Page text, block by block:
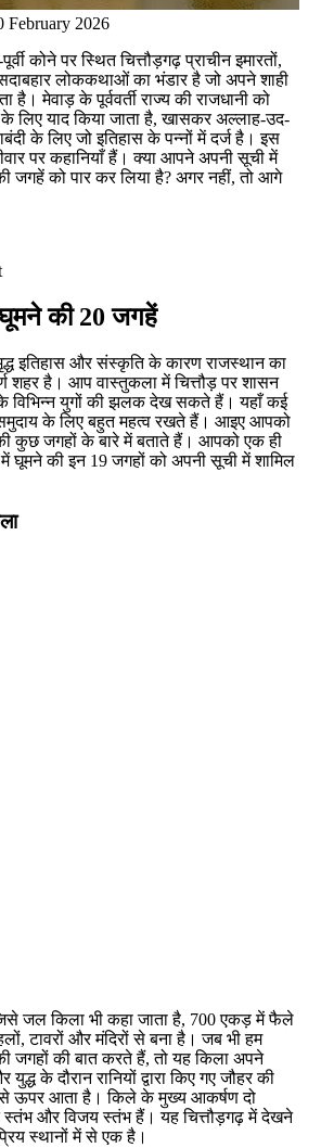
February 2026
कोने पर स्थित चित्तौड़गढ़ प्राचीन इमारतों,
लोककथाओं का भंडार है जो अपने शाही
है। मेवाड़ के पूर्ववर्ती राज्य की राजधानी को
के लिए याद किया जाता है, खासकर अल्लाह-उद-
के लिए जो इतिहास के पन्नों में दर्ज है। इस
पर कहानियाँ हैं। क्या आपने अपनी सूची में
जगहें को पार कर लिया है? अगर नहीं, तो आगे
घूमने की 20 जगहें
इतिहास और संस्कृति के कारण राजस्थान का
शहर है। आप वास्तुकला में चित्तौड़ पर शासन
विभिन्न युगों की झलक देख सकते हैं। यहाँ कई
के लिए बहुत महत्व रखते हैं। आइए आपको
कुछ जगहों के बारे में बताते हैं। आपको एक ही
में घूमने की इन 19 जगहों को अपनी सूची में शामिल
जल किला भी कहा जाता है, 700 एकड़ में फैले
टावरों और मंदिरों से बना है। जब भी हम
जगहों की बात करते हैं, तो यह किला अपने
के दौरान रानियों द्वारा किए गए जौहर की
ऊपर आता है। किले के मुख्य आकर्षण दो
स्तंभ और विजय स्तंभ हैं। यह चित्तौड़गढ़ में देखने
स्थानों में से एक है।